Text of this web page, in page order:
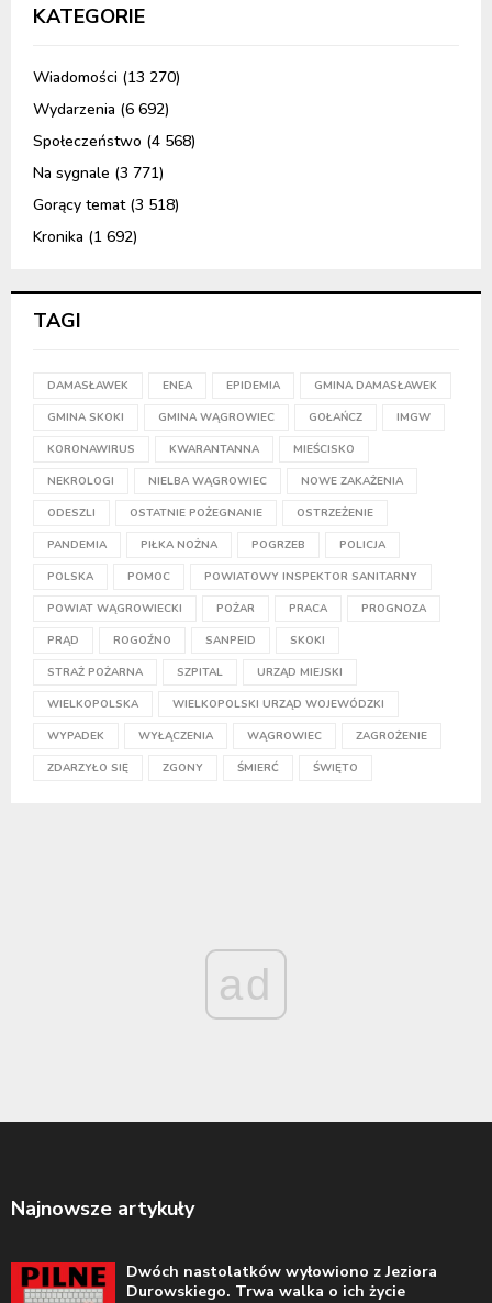
KATEGORIE
Wiadomości (13 270)
Wydarzenia (6 692)
Społeczeństwo (4 568)
Na sygnale (3 771)
Gorący temat(3 518)
Kronika (1 692)
TAGI
DAMASŁAWEK ENEA EPIDEMIA GMINA DAMASŁAWEK
GMINA SKOKI GMINA WĄGROWIEC GOŁAŃCZ IMGW
KORONAWIRUS KWARANTANNA MIEŚCISKO
NEKROLOGI NIELBA WĄGROWIEC NOWE ZAKAŻENIA
ODESZLI OSTATNIE POŻEGNANIE OSTRZEŻENIE
PANDEMIA PIŁKA NOŻNA POGRZEB POLICJA
POLSKA POMOC POWIATOWY INSPEKTOR SANITARNY
POWIAT WĄGROWIECKI POŻAR PRACA PROGNOZA
PRĄD ROGOŹNO SANPEID SKOKI
STRAŻ POŻARNA SZPITAL URZĄD MIEJSKI
WIELKOPOLSKA WIELKOPOLSKI URZĄD WOJEWÓDZKI
WYPADEK WYŁĄCZENIA WĄGROWIEC ZAGROŻENIE
ZDARZYŁO SIĘ ZGONY ŚMIERĆ ŚWIĘTO
ad
Najnowsze artykuły
Dwóch nastolatków wyłowiono z Jeziora
Durowskiego. Trwa walka o ich życie